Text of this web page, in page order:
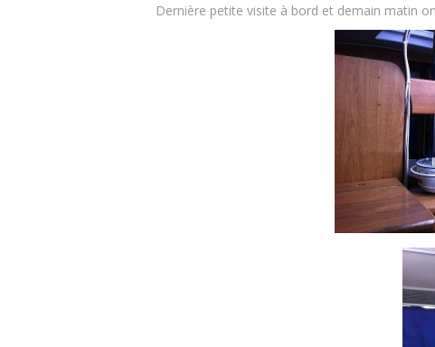
Dernière petite visite à bord et demain matin